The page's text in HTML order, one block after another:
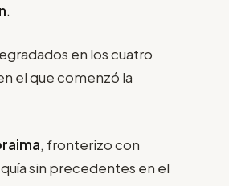
.
en los cuatro
el que comenzó la
, fronterizo con
sin precedentes en el